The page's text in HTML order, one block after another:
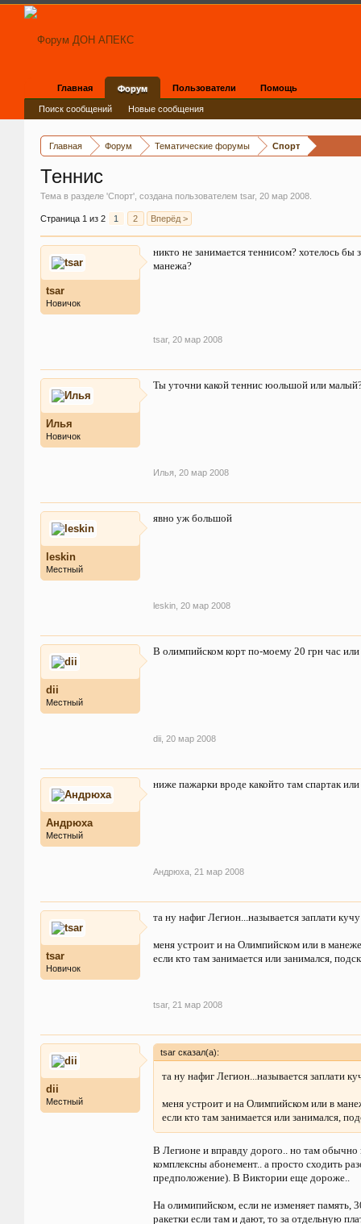
Главная Форум Тематические форумы Спорт
Теннис
Тема в разделе 'Спорт', создана пользователем tsar, 20 мар 2008
Страница 1 из 2 1 2 Вперёд >
tsar
Новичок
никто не занимается теннисом? хотелось
манежа?
tsar, 20 мар 2008
Илья
Новичок
Ты уточни какой теннис юольшой или
Илья 20 мар 2008
leskin
Местный
явно уж большой
leskin 20 мар 2008
dii
Местный
В олимпийском корт по-моему 20 грн час
dii 20 мар 2008
Андрюха
Местный
ниже пажарки вроде какойто там спартак
Андрюха 21 мар 2008
tsar
Новичок
та ну нафиг Легион...называется заплати
меня устроит и на Олимпийском или в манеже
если кто там занимается или занимался,
tsar, 21 мар 2008
dii
Местный
tsar сказал(а):
та ну нафиг Легион...называется заплати
меня устроит и на Олимпийском или в
если кто там занимается или занимался,
В Легионе и вправду дорого.. но там обычно
комплексны абонемент.. а просто сходить
предположение). В Виктории еще дороже..
На олимипийском, если не изменяет память,
ракетки если там и дают, то за отдельную
Главная Форум
Поиск сообщений Новые сообщения
Пользователи Помощь